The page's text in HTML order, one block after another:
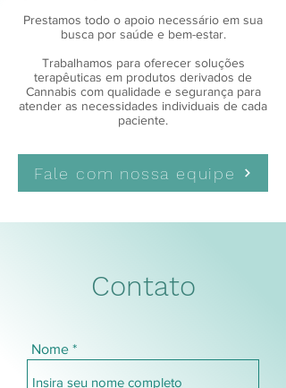
Prestamos todo o apoio necessário em sua
busca por saúde e bem-estar.
Trabalhamos para oferecer soluções
terapêuticas em produtos derivados de
Cannabis com qualidade e segurança para
atender as necessidades individuais de cada
paciente.
Fale com nossa equipe
Contato
Nome